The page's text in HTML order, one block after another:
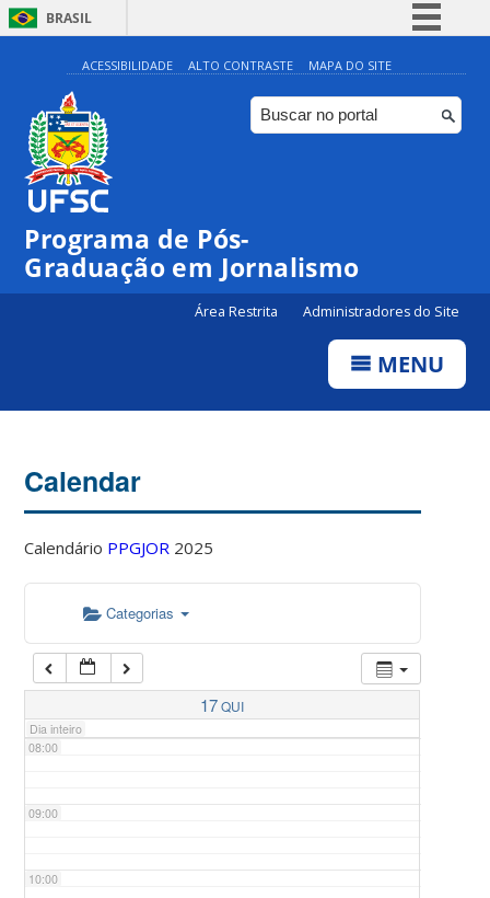
BRASIL
Simplifique!
Comunica BR
Participe
ACESSIBILIDADE ALTO CONTRASTE MAPA DO SITE
Programa de Pós-
Graduação em Jornalismo
Área Restrita Administradores do Site
MENU
Calendar
Calendário PPGJOR 2025
Categorias
17QUI
Dia inteiro
04:00
05:00
07:00
08:00
09:00
10:00